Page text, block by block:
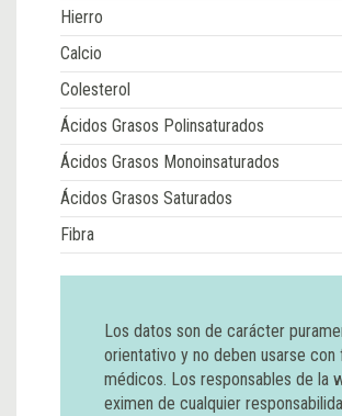
Hierro
Calcio
Colesterol
Ácidos Grasos Polinsaturados
Ácidos Grasos Monoinsaturados
Ácidos Grasos Saturados
Fibra
Los datos son de carácter
orientativo y no deben usarse con
médicos. Los responsables de la
eximen de cualquier